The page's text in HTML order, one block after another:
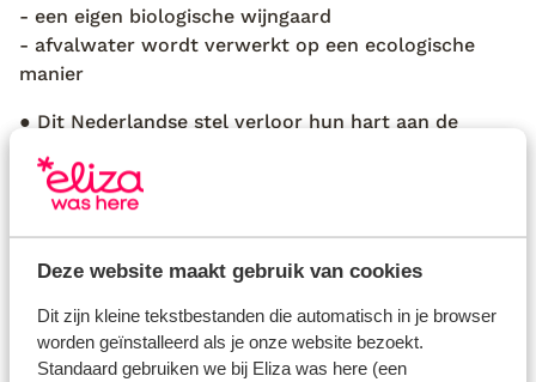
Deze website maakt gebruik van cookies
Dit zijn kleine tekstbestanden die automatisch in je browser
worden geïnstalleerd als je onze website bezoekt.
Standaard gebruiken we bij Eliza was here (een
- een eigen biologische wijngaard
- afvalwater wordt verwerkt op een ecologische
manier
● Dit Nederlandse stel verloor hun hart aan de
streek Alentejo en zij willen iedereen laten
meegenieten van het stukje pracht dat zij bezitten.
Monte do Casarão ligt bovenop een heuvel en
middenin in eucalyptusplantage, de regio biedt
zoveel moois! Vandaar dat je een speciaal
regio te bieden heeft, waaronder de lokale groene
wijn.